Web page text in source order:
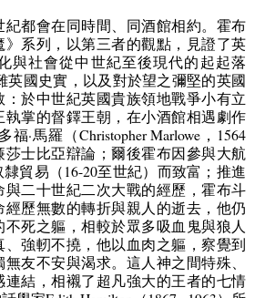
都會在同時間、同酒館相約。霍布
系列，以第三者的觀點，見證了英
與社會從中世紀至後現代的起起落
英國史實，以及對於望之彌堅的英國
於中世紀英國貴族領地戰爭小有立
掌的督鐸王朝，在小酒館相遇劇作
福·馬羅（Christopher Marlowe ， 1564
莎士比亞辯論；爾後霍布因參與大航
貿易（16-20至世紀）而致富；推進
二十世紀二次大戰的經歷，霍布斗
歷無數的轉折與親人的逝去，他仍
死之軀，相較於眾多吸血鬼與狼人
強軔不撓，他以血肉之軀，察覺到
友不安與渴求。這人神之間特殊、
結，相襯了超凡強大的王者的七情